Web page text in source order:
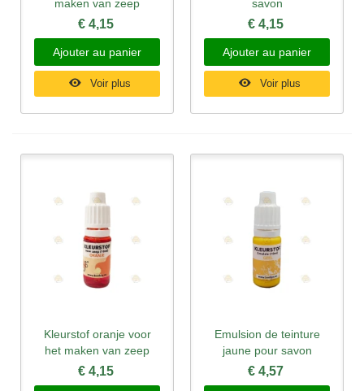
maken van zeep
€ 4,15
Ajouter au panier
Voir plus
savon
€ 4,15
Ajouter au panier
Voir plus
Kleurstof oranje voor
het maken van zeep
€ 4,15
Emulsion de teinture
jaune pour savon
€ 4,57